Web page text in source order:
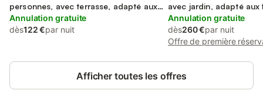
personnes, avec terrasse, adapté aux
familles
Annulation gratuite
dès122 €par nuit
avec jardin, adapté aux
Annulation gratuite
dès260 €par nuit
Offre de première
Afficher toutes les offres